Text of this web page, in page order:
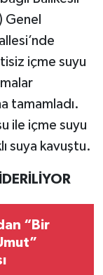
Genel
içme suyu
tamamladı.
ile içme suyu
suya kavuştu.
“Bir